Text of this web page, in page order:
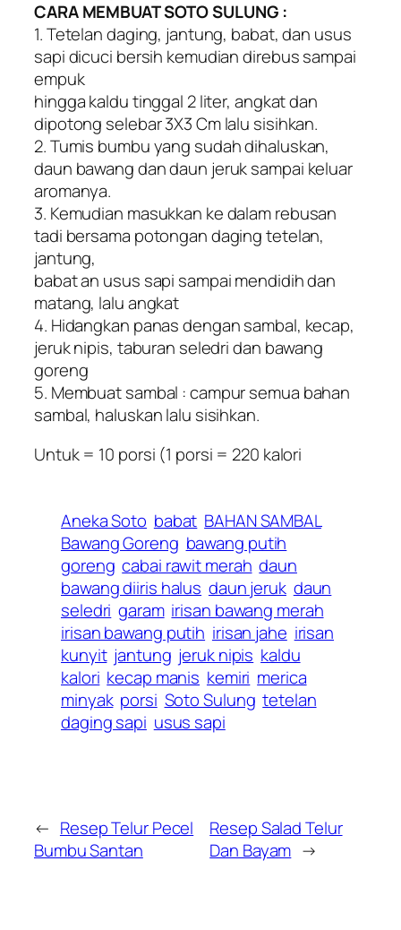
CARA MEMBUAT SOTO SULUNG :
1. Tetelan daging, jantung, babat, dan usus
sapi dicuci bersih kemudian direbus sampai
empuk
hingga kaldu tinggal 2 liter, angkat dan
dipotong selebar 3X3 Cm lalu sisihkan.
2. Tumis bumbu yang sudah dihaluskan,
daun bawang dan daun jeruk sampai keluar
aromanya.
3. Kemudian masukkan ke dalam rebusan
tadi bersama potongan daging tetelan,
jantung,
babat an usus sapi sampai mendidih dan
matang, lalu angkat
4. Hidangkan panas dengan sambal, kecap,
jeruk nipis, taburan seledri dan bawang
goreng
5. Membuat sambal : campur semua bahan
sambal, haluskan lalu sisihkan.
Untuk = 10 porsi (1 porsi = 220 kalori
Aneka Soto babat BAHAN SAMBAL
Bawang Goreng bawang putih
goreng cabai rawit merah daun
bawang diiris halus daun jeruk daun
seledri garam irisan bawang merah
irisan bawang putih irisan jahe irisan
kunyit jantung jeruk nipis kaldu
kalori kecap manis kemiri merica
minyak porsi Soto Sulung tetelan
daging sapi usus sapi
← Resep Telur Pecel
Bumbu Santan
Resep Salad Telur
Dan Bayam →